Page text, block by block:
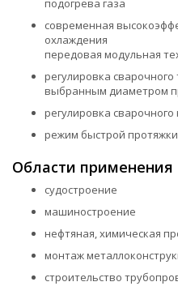
современная
охлаждения
передовая модульная
регулировка сварочного
выбранным диаметром
регулировка
режим быстрой
Области применения
судостроение
машиностроение
нефтяная, химическая
монтаж
строительство